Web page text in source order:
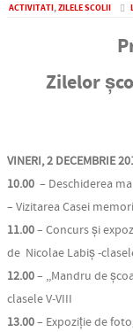
ACTIVITATI,ZILELE SCOLII
Zilelor
VINERI, 2 DECEMBRIE
10.00 – Deschiderea
– Vizitarea Casei
11.00– Concurs și
de Nicolae Labiș -
12.00– ,,Mandru de
clasele V-VIII
13.00– Expoziție de